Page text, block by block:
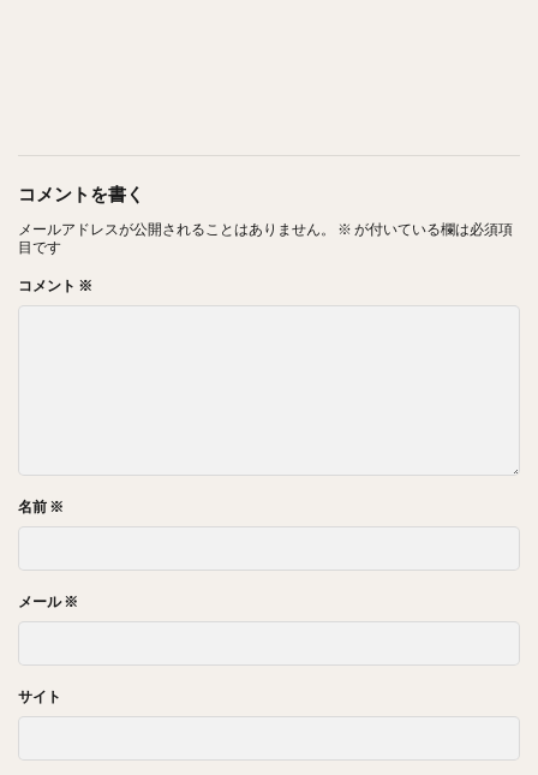
コメントを書く
メールアドレスが公開されることはありません。 ※ が付いている欄は必須項
目です
コメント ※
名前 ※
メール※
サイト